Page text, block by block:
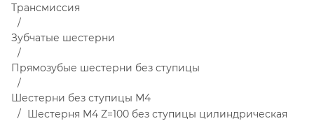
Трансмиссия
Зубчатые шестерни
Прямозубые шестерни без ступицы
Шестерни без ступицы М4
Шестерня M4 Z=100 без ступицы цилиндрическая